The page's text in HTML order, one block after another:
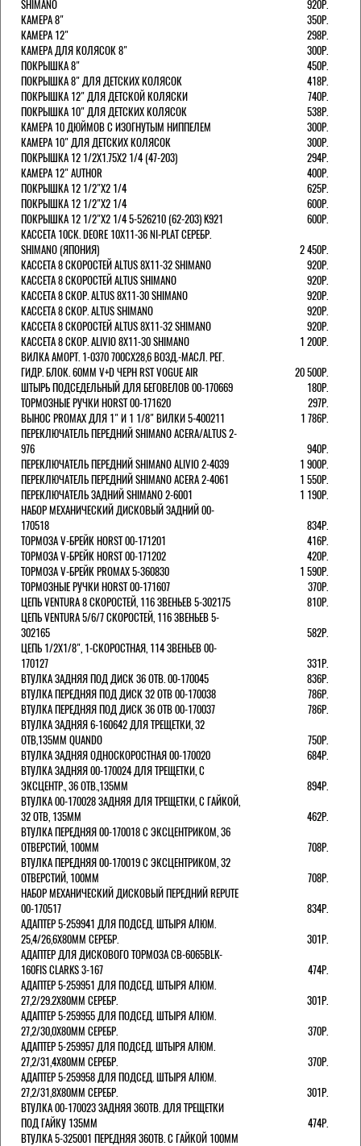
SHIMANO
920Р.
КАМЕРА 8"
350Р.
КАМЕРА 12"
298Р.
КАМЕРА ДЛЯ КОЛЯСОК 8"
300Р.
ПОКРЫШКА 8"
450Р.
ПОКРЫШКА 8" ДЛЯ ДЕТСКИХ КОЛЯСОК
418Р.
ПОКРЫШКА 12" ДЛЯ ДЕТСКОЙ КОЛЯСКИ
740Р.
ПОКРЫШКА 10" ДЛЯ ДЕТСКИХ КОЛЯСОК
538Р.
КАМЕРА 10 ДЮЙМОВ С ИЗОГНУТЫМ НИППЕЛЕМ
300Р.
КАМЕРА 10" ДЛЯ ДЕТСКИХ КОЛЯСОК
300Р.
ПОКРЫШКА 12 1/2X1.75X2 1/4 (47-203)
294Р.
КАМЕРА 12" AUTHOR
400Р.
ПОКРЫШКА 12 1/2"Х2 1/4
625Р.
ПОКРЫШКА 12 1/2"Х2 1/4
600Р.
ПОКРЫШКА 12 1/2"Х2 1/4 5-526210 (62-203) K921
600Р.
КАССЕТА 10СК. DEORE 10Х11-36 NI-PLAT СЕРЕБР.
SHIMANO (ЯПОНИЯ)
2 450Р.
КАССЕТА 8 СКОРОСТЕЙ ALTUS 8Х11-32 SHIMANO
920Р.
КАССЕТА 8 СКОРОСТЕЙ ALTUS SHIMANO
920Р.
КАССЕТА 8 СКОР. ALTUS 8Х11-30 SHIMANO
920Р.
КАССЕТА 8 СКОР. ALTUS SHIMANO
920Р.
КАССЕТА 8 СКОРОСТЕЙ ALTUS 8Х11-32 SHIMANO
920Р.
КАССЕТА 8 СКОР. ALIVIO 8Х11-30 SHIMANO
1 200Р.
ВИЛКА АМОРТ. 1-0370 700СХ28,6 ВОЗД.-МАСЛ. РЕГ.
ГИДР. БЛОК. 60ММ V+D ЧЕРН RST VOGUE AIR
20 500Р.
ШТЫРЬ ПОДСЕДЕЛЬНЫЙ ДЛЯ БЕГОВЕЛОВ 00-170669
180Р.
ТОРМОЗНЫЕ РУЧКИ HORST 00-171620
297Р.
ВЫНОС PROMAX ДЛЯ 1" И 1 1/8" ВИЛКИ 5-400211
1 786Р.
ПЕРЕКЛЮЧАТЕЛЬ ПЕРЕДНИЙ SHIMANO ACERA/ALTUS 2-
976
940Р.
ПЕРЕКЛЮЧАТЕЛЬ ПЕРЕДНИЙ SHIMANO ALIVIO 2-4039
1 900Р.
ПЕРЕКЛЮЧАТЕЛЬ ПЕРЕДНИЙ SHIMANO ACERA 2-4061
1 550Р.
ПЕРЕКЛЮЧАТЕЛЬ ЗАДНИЙ SHIMANO 2-6001
1 190Р.
НАБОР МЕХАНИЧЕСКИЙ ДИСКОВЫЙ ЗАДНИЙ 00-
170518
834Р.
ТОРМОЗА V-БРЕЙК HORST 00-171201
416Р.
ТОРМОЗА V-БРЕЙК HORST 00-171202
420Р.
ТОРМОЗА V-БРЕЙК PROMAX 5-360830
1 590Р.
ТОРМОЗНЫЕ РУЧКИ HORST 00-171607
370Р.
ЦЕПЬ VENTURA 8 СКОРОСТЕЙ, 116 ЗВЕНЬЕВ 5-302175
810Р.
ЦЕПЬ VENTURA 5/6/7 СКОРОСТЕЙ, 116 ЗВЕНЬЕВ 5-
302165
582Р.
ЦЕПЬ 1/2Х1/8", 1-СКОРОСТНАЯ, 114 ЗВЕНЬЕВ 00-
170127
331Р.
ВТУЛКА ЗАДНЯЯ ПОД ДИСК 36 ОТВ. 00-170045
836Р.
ВТУЛКА ПЕРЕДНЯЯ ПОД ДИСК 32 ОТВ 00-170038
786Р.
ВТУЛКА ПЕРЕДНЯЯ ПОД ДИСК 36 ОТВ 00-170037
786Р.
ВТУЛКА ЗАДНЯЯ 6-160642 ДЛЯ ТРЕЩЕТКИ, 32
ОТВ,135ММ QUANDO
750Р.
ВТУЛКА ЗАДНЯЯ ОДНОСКОРОСТНАЯ 00-170020
684Р.
ВТУЛКА ЗАДНЯЯ 00-170024 ДЛЯ ТРЕЩЕТКИ, С
ЭКСЦЕНТР., 36 ОТВ.,135ММ
894Р.
ВТУЛКА 00-170028 ЗАДНЯЯ ДЛЯ ТРЕЩЕТКИ, С ГАЙКОЙ,
32 ОТВ, 135ММ
462Р.
ВТУЛКА ПЕРЕДНЯЯ 00-170018 С ЭКСЦЕНТРИКОМ, 36
ОТВЕРСТИЙ, 100ММ
708Р.
ВТУЛКА ПЕРЕДНЯЯ 00-170019 С ЭКСЦЕНТРИКОМ, 32
ОТВЕРСТИЙ, 100ММ
708Р.
НАБОР МЕХАНИЧЕСКИЙ ДИСКОВЫЙ ПЕРЕДНИЙ REPUTE
00-170517
834Р.
АДАПТЕР 5-259941 ДЛЯ ПОДСЕД. ШТЫРЯ АЛЮМ.
25,4/26,6Х80ММ СЕРЕБР.
301Р.
АДАПТЕР ДЛЯ ДИСКОВОГО ТОРМОЗА CB-6065BLK-
160FIS CLARKS 3-167
474Р.
АДАПТЕР 5-259951 ДЛЯ ПОДСЕД. ШТЫРЯ АЛЮМ.
27,2/29.2Х80ММ СЕРЕБР.
301Р.
АДАПТЕР 5-259955 ДЛЯ ПОДСЕД. ШТЫРЯ АЛЮМ.
27,2/30,0Х80ММ СЕРЕБР.
370Р.
АДАПТЕР 5-259957 ДЛЯ ПОДСЕД. ШТЫРЯ АЛЮМ.
27,2/31,4Х80ММ СЕРЕБР.
370Р.
АДАПТЕР 5-259958 ДЛЯ ПОДСЕД. ШТЫРЯ АЛЮМ.
27,2/31,8Х80ММ СЕРЕБР.
301Р.
ВТУЛКА 00-170023 ЗАДНЯЯ 36ОТВ. ДЛЯ ТРЕЩЕТКИ
ПОД ГАЙКУ 135ММ
474Р.
ВТУЛКА 5-325001 ПЕРЕДНЯЯ 36ОТВ. С ГАЙКОЙ 100ММ